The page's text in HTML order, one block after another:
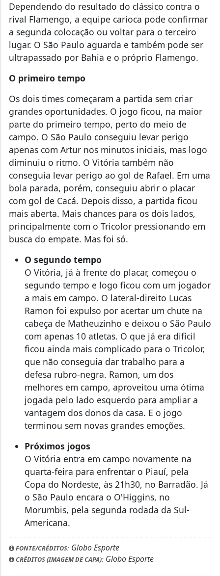
Dependendo do resultado do clássico contra o
rival Flamengo, a equipe carioca pode confirmar
a segunda colocação ou voltar para o terceiro
lugar. O São Paulo aguarda e também pode ser
ultrapassado por Bahia e o próprio Flamengo.
O primeiro tempo
Os dois times começaram a partida sem criar
grandes oportunidades. O jogo ficou, na maior
parte do primeiro tempo, perto do meio de
campo. O São Paulo conseguiu levar perigo
apenas com Artur nos minutos iniciais, mas logo
diminuiu o ritmo. O Vitória também não
conseguia levar perigo ao gol de Rafael. Em uma
bola parada, porém, conseguiu abrir o placar
com gol de Cacá. Depois disso, a partida ficou
mais aberta. Mais chances para os dois lados,
principalmente com o Tricolor pressionando em
busca do empate. Mas foi só.
O segundo tempo
O Vitória, já à frente do placar, começou o
segundo tempo e logo ficou com um jogador
a mais em campo. O lateral-direito Lucas
Ramon foi expulso por acertar um chute na
cabeça de Matheuzinho e deixou o São Paulo
com apenas 10 atletas. O que já era difícil
ficou ainda mais complicado para o Tricolor,
que não conseguia dar trabalho para a
defesa rubro-negra. Ramon, um dos
melhores em campo, aproveitou uma ótima
jogada pelo lado esquerdo para ampliar a
vantagem dos donos da casa. E o jogo
terminou sem novas grandes emoções.
Próximos jogos
O Vitória entra em campo novamente na
quarta-feira para enfrentar o Piauí, pela
Copa do Nordeste, às 21h30, no Barradão. Já
o São Paulo encara o O'Higgins, no
Morumbis, pela segunda rodada da Sul-
Americana.
FONTE/CRÉDITOS:Globo Esporte
CRÉDITOS (IMAGEM DE CAPA):Globo Esporte